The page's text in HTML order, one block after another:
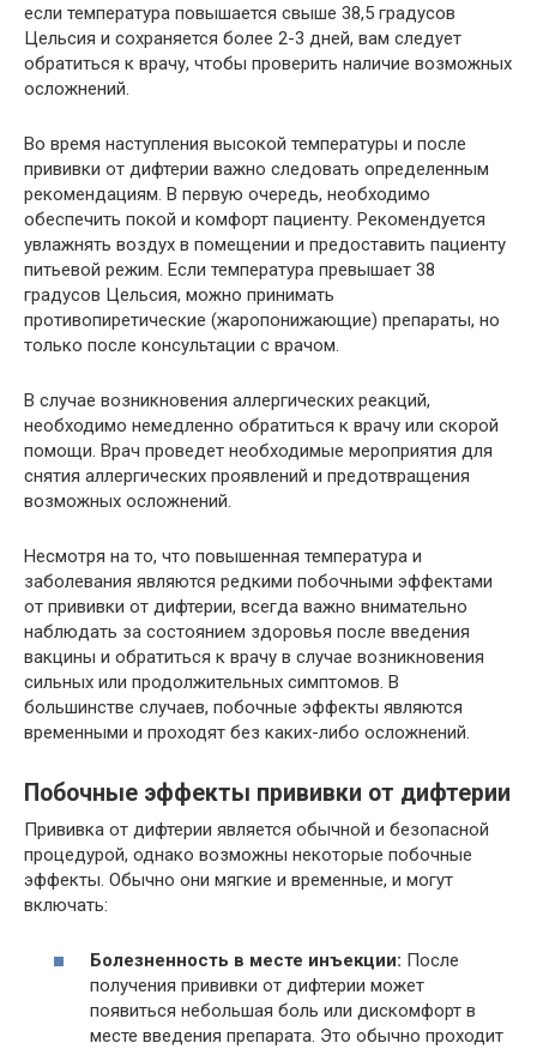
если температура повышается свыше 38,5 градусов
Цельсия и сохраняется более 2-3 дней, вам следует
обратиться к врачу, чтобы проверить наличие возможных
осложнений.
Во время наступления высокой температуры и после
прививки от дифтерии важно следовать определенным
рекомендациям. В первую очередь, необходимо
обеспечить покой и комфорт пациенту. Рекомендуется
увлажнять воздух в помещении и предоставить пациенту
питьевой режим. Если температура превышает 38
градусов Цельсия, можно принимать
противопиретические (жаропонижающие) препараты, но
только после консультации с врачом.
В случае возникновения аллергических реакций,
необходимо немедленно обратиться к врачу или скорой
помощи. Врач проведет необходимые мероприятия для
снятия аллергических проявлений и предотвращения
возможных осложнений.
Несмотря на то, что повышенная температура и
заболевания являются редкими побочными эффектами
от прививки от дифтерии, всегда важно внимательно
наблюдать за состоянием здоровья после введения
вакцины и обратиться к врачу в случае возникновения
сильных или продолжительных симптомов. В
большинстве случаев, побочные эффекты являются
временными и проходят без каких-либо осложнений.
Побочные эффекты прививки от дифтерии
Прививка от дифтерии является обычной и безопасной
процедурой, однако возможны некоторые побочные
эффекты. Обычно они мягкие и временные, и могут
включать:
Болезненность в месте инъекции: После
получения прививки от дифтерии может
появиться небольшая боль или дискомфорт в
месте введения препарата. Это обычно проходит